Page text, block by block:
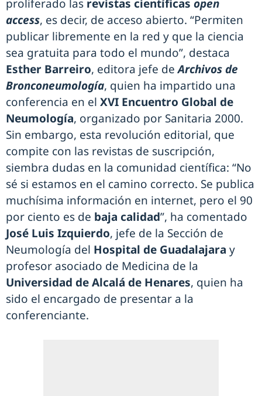
proliferado las revistas científicas open
access, es decir, de acceso abierto. “Permiten
publicar libremente en la red y que la ciencia
sea gratuita para todo el mundo”, destaca
Esther Barreiro, editora jefe deArchivos de
Bronconeumología, quien ha impartido una
conferencia en el XVI Encuentro Global de
Neumología, organizado por Sanitaria 2000.
Sin embargo, esta revolución editorial, que
compite con las revistas de suscripción,
siembra dudas en la comunidad científica: “No
sé si estamos en el camino correcto. Se publica
muchísima información en internet, pero el 90
por ciento es de baja calidad”, ha comentado
José Luis Izquierdo, jefe de la Sección de
Neumología del Hospital de Guadalajara y
profesor asociado de Medicina de la
Universidad de Alcalá de Henares, quien ha
sido el encargado de presentar a la
conferenciante.